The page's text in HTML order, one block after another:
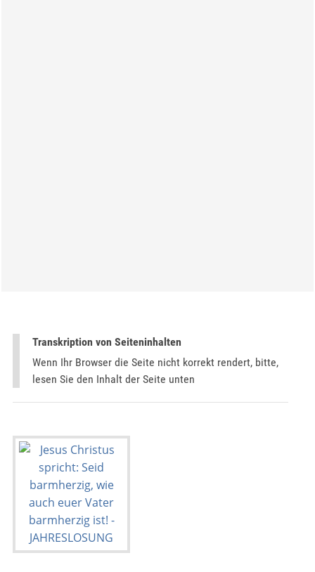
Transkription von Seiteninhalten
Wenn Ihr Browser die Seite nicht korrekt rendert, bitte,
lesen Sie den Inhalt der Seite unten